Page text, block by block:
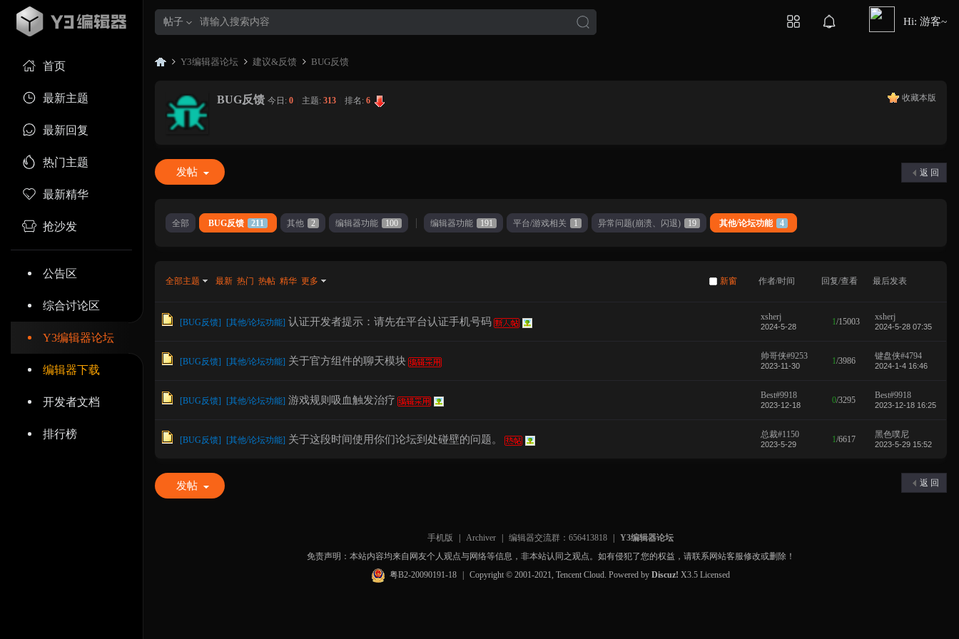
首页
最新主题
最新回复
热门主题
最新精华
抢沙发
公告区
综合讨论区
Y3编辑器论坛
编辑器下载
开发者文档
排行榜
帖子 Hi: 游客~
辑
Y3编辑器论坛 建议&反馈 BUG反馈
收藏本版
BUG反馈 今日:0 主题:313 排名:6
返 回
发帖
全部 BUG反馈 211 其他 2 编辑器功能 100 编辑器功能 191 平台/游戏相关 1 异常问题(崩溃、闪退) 19 其他/论坛功能 4
新窗
全部主题 最新 热门 热帖 精华 更多 作者/时间 回复/查看 最后发表
[BUG反馈] [其他/论坛功能] 认证开发者提示：请先在平台认证手机号码 xsherj
2024-5-28 1/15003 xsherj
2024-5-28 07:35
[BUG反馈] [其他/论坛功能] 关于官方组件的聊天模块 帅哥侠#9253
2023-11-30 1/3986 键盘侠#4794
2024-1-4 16:46
[BUG反馈] [其他/论坛功能] 游戏规则吸血触发治疗 Best#9918
2023-12-18 0/3295 Best#9918
2023-12-18 16:25
[BUG反馈] [其他/论坛功能] 关于这段时间使用你们论坛到处碰壁的问题。 总裁#1150
2023-5-29 1/6617 黑色噗尼
2023-5-29 15:52
返 回
发帖
手机版 Archiver 编辑器交流群：656413818
Y3编辑器论坛
免责声明：本站内容均来自网友个人观点与网络等信息，非本站认同之观点。如有侵犯了您的权益，请联系网站客服修改或删除！
粤B2-20090191-18
Copyright © 2001-2021, Tencent Cloud. Powered byDiscuz! X3.5 Licensed